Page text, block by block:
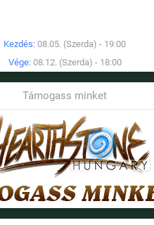
Kezdés: 08.05. (Szerda) - 19:00
Vége: 08.12. (Szerda) - 18:00
Támogass minket